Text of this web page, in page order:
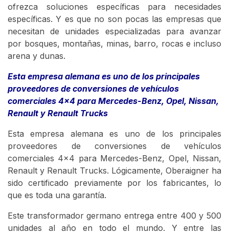
ofrezca soluciones específicas para necesidades
específicas. Y es que no son pocas las empresas que
necesitan de unidades especializadas para avanzar
por bosques, montañas, minas, barro, rocas e incluso
arena y dunas.
Esta empresa alemana es uno de los principales
proveedores de conversiones de vehículos
comerciales 4x4 para Mercedes-Benz, Opel, Nissan,
Renault y Renault Trucks
Esta empresa alemana es uno de los principales
proveedores de conversiones de vehículos
comerciales 4x4 para Mercedes-Benz, Opel, Nissan,
Renault y Renault Trucks. Lógicamente, Oberaigner ha
sido certificado previamente por los fabricantes, lo
que es toda una garantía.
Este transformador germano entrega entre 400 y 500
unidades al año en todo el mundo. Y entre las